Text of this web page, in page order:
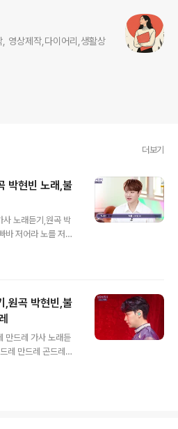
영상제작,다이어리,생활상
더보기
박현빈 노래,불
사 노래듣기,원곡 박
바 저어라 노를 저어/
다 아쉬운 패배! 장구
channel/265343
chan
달린다 달려간다
다 청춘의 이름으로
다 아무리 커다란 힘
,원곡 박현빈,불
만드레 가사 노래듣
레 만드레 곤드레만
장이 멎기전에/제발